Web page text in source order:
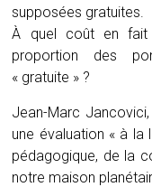
supposées gratuites.
À quel coût en fait
proportion des
« gratuite » ?
Jean-Marc
une évaluation « à la
pédagogique, de la
notre maison